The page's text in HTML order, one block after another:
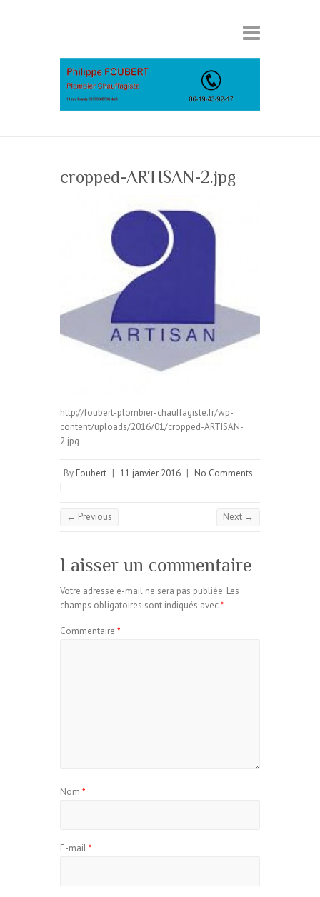
cropped-ARTISAN-2.jpg
http://foubert-plombier-chauffagiste.fr/wp-
content/uploads/2016/01/cropped-ARTISAN-
2.jpg
By Foubert | 11 janvier 2016 | No Comments
|
← Previous Next →
Laisser un commentaire
Votre adresse e-mail ne sera pas publiée. Les
champs obligatoires sont indiqués avec*
Commentaire *
Nom *
E-mail*